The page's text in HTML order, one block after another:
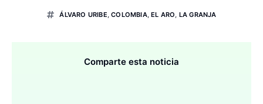
ÁLVARO URIBE,COLOMBIA,EL ARO, LA GRANJA
Comparte esta noticia